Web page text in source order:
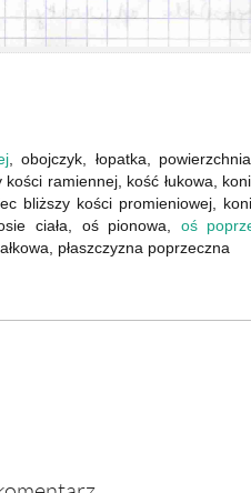
, obojczyk, łopatka,
ramiennej, kość łukowa,
bliższy kości promieniowej,
ciała, oś pionowa, oś
płaszczyzna poprzeczna